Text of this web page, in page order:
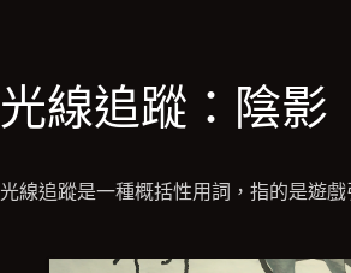
光線追蹤：陰影
光線追蹤是一種概括性用詞，指的是遊